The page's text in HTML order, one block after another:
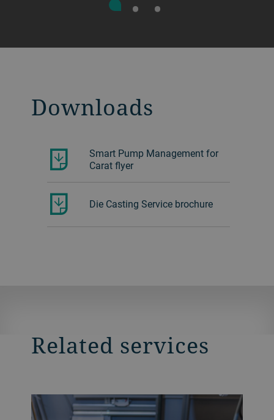
Downloads
Smart Pump Management for
Carat flyer
Die Casting Service brochure
Related services